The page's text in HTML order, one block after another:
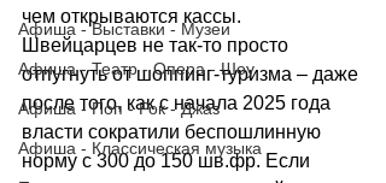
Афиша - Выставки - Музеи
Афиша - Театр - Опера - Шоу
Афиша - Поп - Рок - Джаз
Афиша - Классическая музыка
чем открываются кассы.
Швейцарцев не так-то просто
отпугнуть от шоппинг-туризма – даже
после того, как с начала 2025 года
власти сократили беспошлинную
норму с 300 до 150 шв.фр. Если